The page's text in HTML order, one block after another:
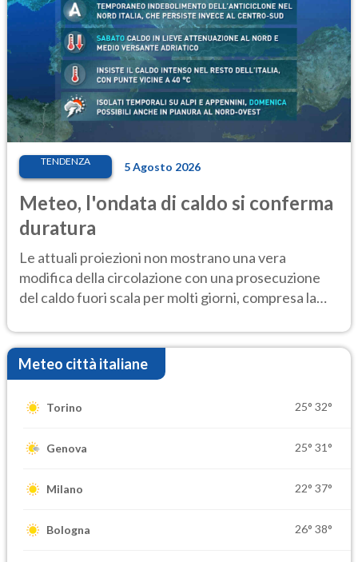
TENDENZA 5 Agosto 2026
Meteo, l'ondata di caldo si conferma
duratura
Le attuali proiezioni non mostrano una vera
modifica della circolazione con una prosecuzione
del caldo fuori scala per molti giorni, compresa la
Meteo città italiane
Torino 25° 32°
Genova 25° 31°
Milano 22° 37°
Bologna 26° 38°